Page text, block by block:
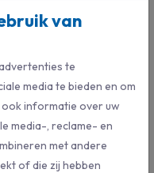
van
te
media te bieden en om
informatie over uw
media-, reclame- en
met andere
of die zij hebben